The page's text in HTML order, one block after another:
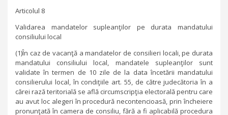
Articolul 8
Validarea mandatelor supleanţilor pe durata mandatului
consiliului local
(1)În caz de vacanţă a mandatelor de consilieri locali, pe durata
mandatului consiliului local, mandatele supleanţilor sunt
validate în termen de 10 zile de la data încetării mandatului
consilierului local, în condiţiile art. 55, de către judecătoria în a
cărei rază teritorială se află circumscripţia electorală pentru care
au avut loc alegeri în procedură necontencioasă, prin încheiere
pronunţată în camera de consiliu, fără a fi aplicabilă procedura